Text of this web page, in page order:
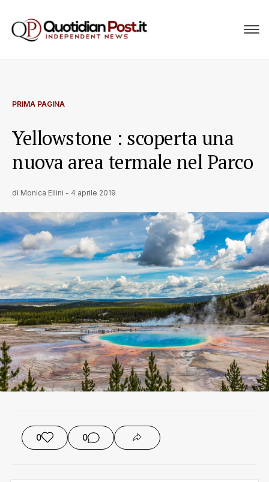
PRIMA PAGINA
Yellowstone : scoperta una
nuova area termale nel Parco
di Monica Ellini - 4 aprile 2019
0 0